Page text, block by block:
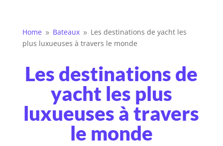
Home 9 Bateaux 9 Les destinations de yacht les
plus luxueuses à travers le monde
Les destinations de
yacht les plus
luxueuses à travers
le monde